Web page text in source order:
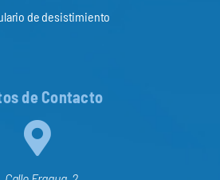
de desistimiento
de Contacto